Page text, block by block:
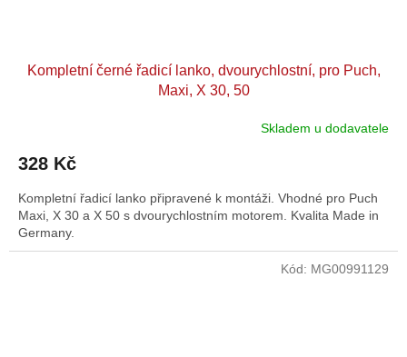
Kompletní černé řadicí lanko, dvourychlostní, pro Puch,
Maxi, X 30, 50
Skladem u dodavatele
328 Kč
Kompletní řadicí lanko připravené k montáži. Vhodné pro Puch
Maxi, X 30 a X 50 s dvourychlostním motorem. Kvalita Made in
Germany.
Kód: MG00991129